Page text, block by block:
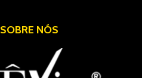
SOBRE NÓS